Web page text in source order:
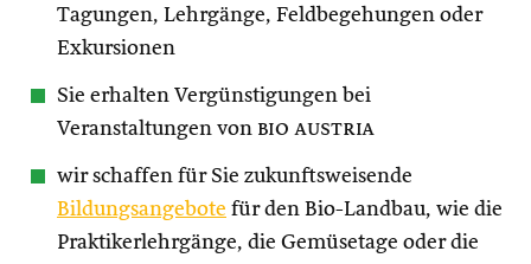
Tagungen, Lehrgänge, Feldbegehungen oder
Exkursionen
Sie erhalten Vergünstigungen bei
Veranstaltungen von bio austria
wir schaffen für Sie zukunftsweisende
Bildungsangebote für den Bio-Landbau, wie die
Praktikerlehrgänge, die Gemüsetage oder die